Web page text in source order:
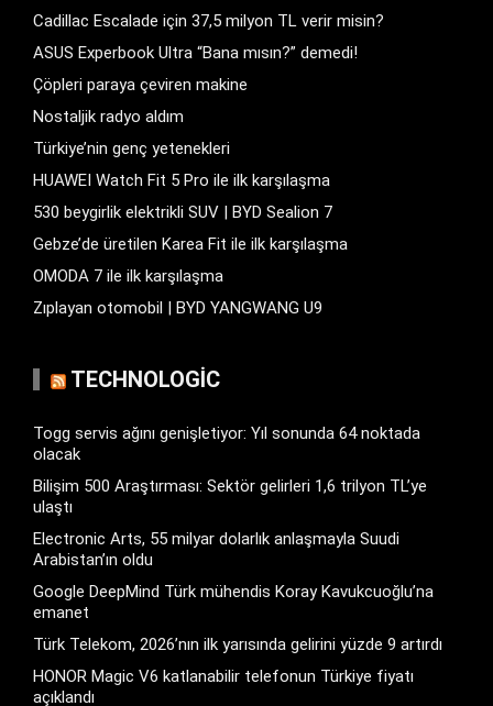
Cadillac Escalade için 37,5 milyon TL verir misin?
ASUS Experbook Ultra “Bana mısın?” demedi!
Çöpleri paraya çeviren makine
Nostaljik radyo aldım
Türkiye’nin genç yetenekleri
HUAWEI Watch Fit 5 Pro ile ilk karşılaşma
530 beygirlik elektrikli SUV | BYD Sealion 7
Gebze’de üretilen Karea Fit ile ilk karşılaşma
OMODA 7 ile ilk karşılaşma
Zıplayan otomobil | BYD YANGWANG U9
TECHNOLOGIC
Togg servis ağını genişletiyor: Yıl sonunda 64 noktada
olacak
Bilişim 500 Araştırması: Sektör gelirleri 1,6 trilyon TL’ye
ulaştı
Electronic Arts, 55 milyar dolarlık anlaşmayla Suudi
Arabistan’ın oldu
Google DeepMind Türk mühendis Koray Kavukcuoğlu’na
emanet
Türk Telekom, 2026’nın ilk yarısında gelirini yüzde 9 artırdı
HONOR Magic V6 katlanabilir telefonun Türkiye fiyatı
açıklandı